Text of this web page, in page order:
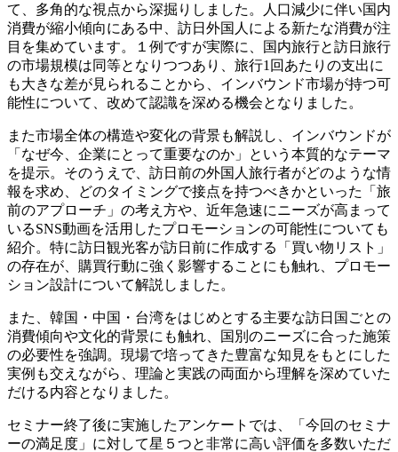
て、多角的な視点から深掘りしました。人口減少に伴い国内
消費が縮小傾向にある中、訪日外国人による新たな消費が注
目を集めています。１例ですが実際に、国内旅行と訪日旅行
の市場規模は同等となりつつあり、旅行1回あたりの支出に
も大きな差が見られることから、インバウンド市場が持つ可
能性について、改めて認識を深める機会となりました。
また市場全体の構造や変化の背景も解説し、インバウンドが
「なぜ今、企業にとって重要なのか」という本質的なテーマ
を提示。そのうえで、訪日前の外国人旅行者がどのような情
報を求め、どのタイミングで接点を持つべきかといった「旅
前のアプローチ」の考え方や、近年急速にニーズが高まって
いるSNS動画を活用したプロモーションの可能性についても
紹介。特に訪日観光客が訪日前に作成する「買い物リスト」
の存在が、購買行動に強く影響することにも触れ、プロモー
ション設計について解説しました。
また、韓国・中国・台湾をはじめとする主要な訪日国ごとの
消費傾向や文化的背景にも触れ、国別のニーズに合った施策
の必要性を強調。現場で培ってきた豊富な知見をもとにした
実例も交えながら、理論と実践の両面から理解を深めていた
だける内容となりました。
セミナー終了後に実施したアンケートでは、「今回のセミナ
ーの満足度」に対して星５つと非常に高い評価を多数いただ